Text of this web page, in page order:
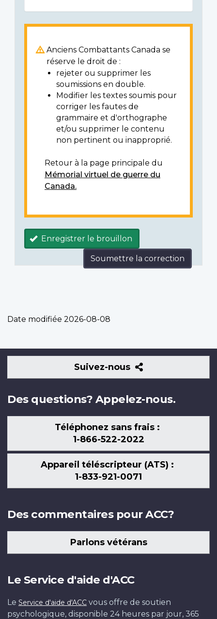
Anciens Combattants Canada se
réserve le droit de :
rejeter ou supprimer les
soumissions en double.
Modifier les textes soumis pour
corriger les fautes de
grammaire et d'orthographe
et/ou supprimer le contenu
non pertinent ou inapproprié.
Retour à la page principale du
Mémorial virtuel de guerre du
Canada.
Enregistrer le brouillon
Soumettre la correction
Date modifiée 2026-08-08
Suivez-nous
Suivez-
nous
Des questions? Appelez-nous.
Téléphonez sans frais :
1-866-522-2022
Appareil téléscripteur (ATS) :
1-833-921-0071
Des commentaires pour ACC?
Parlons vétérans
Le Service d'aide d'ACC
Le Service d'aide d'ACC vous offre de soutien
psychologique, disponible 24 heures par jour, 365